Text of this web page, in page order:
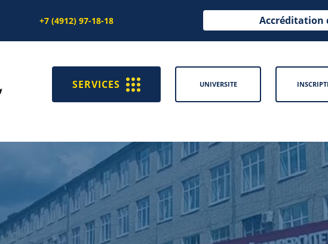
+7 (4912) 97-18-18 Accréditation
SERVICES UNIVERSITE